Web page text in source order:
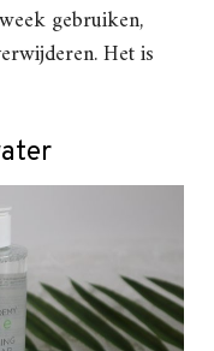
gebruiken,
Het is